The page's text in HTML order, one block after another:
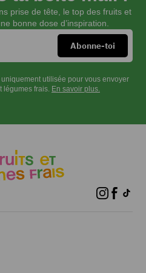
prise de tête, le top des fruits et
bonne dose d’inspiration.
utilisée pour vous envoyer
légumes frais. En savoir plus.